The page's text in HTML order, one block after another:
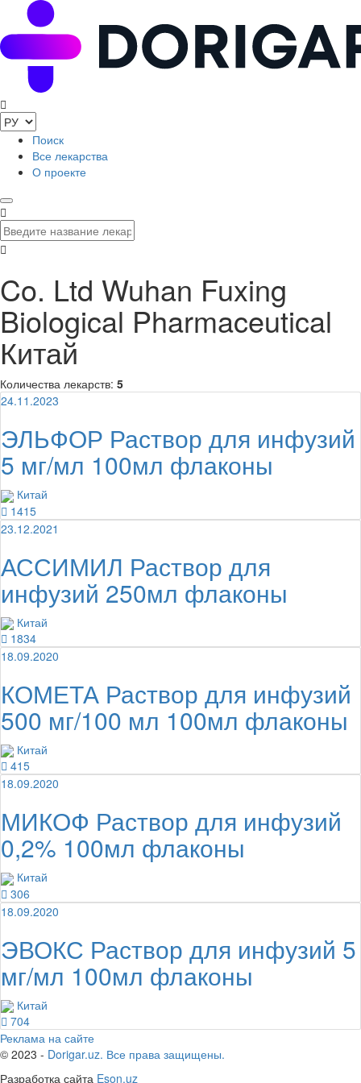
Поиск
Все лекарства
О проекте
Co. Ltd Wuhan Fuxing
Biological Pharmaceutical
Китай
Количества лекарств: 5
24.11.2023
ЭЛЬФОР Раствор для инфузий
5 мг/мл 100мл флаконы
Китай
1415
23.12.2021
АССИМИЛ Раствор для
инфузий 250мл флаконы
Китай
1834
18.09.2020
КОМЕТА Раствор для инфузий
500 мг/100 мл 100мл флаконы
Китай
415
18.09.2020
МИКОФ Раствор для инфузий
0,2% 100мл флаконы
Китай
306
18.09.2020
ЭВОКС Раствор для инфузий 5
мг/мл 100мл флаконы
Китай
704
Реклама на сайте
© 2023 - Dorigar.uz. Все права защищены.
Разработка сайта Eson.uz